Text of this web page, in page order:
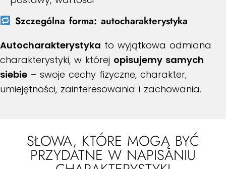
Szczególna forma: autocharakterystyka
Autocharakterystyka to wyjątkowa odmiana
charakterystyki, w której opisujemy samych
siebie – swoje cechy fizyczne, charakter,
umiejętności, zainteresowania i zachowania.
SŁOWA, KTÓRE MOGĄ BYĆ
PRZYDATNE W NAPISANIU